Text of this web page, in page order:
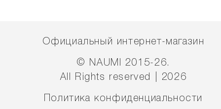
Официальный интернет-магазин
© NAUMI 2015-26.
All Rights reserved | 2026
Политика конфиденциальности